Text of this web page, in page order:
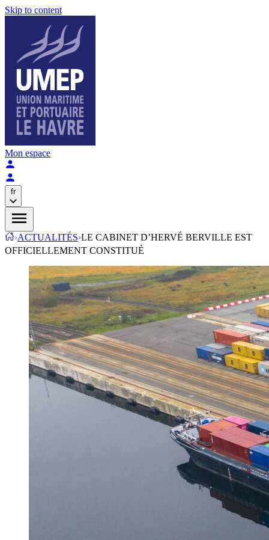
Skip to content
Mon espace
fr
›ACTUALITÉS›LE CABINET D’HERVÉ BERVILLE EST
OFFICIELLEMENT CONSTITUÉ